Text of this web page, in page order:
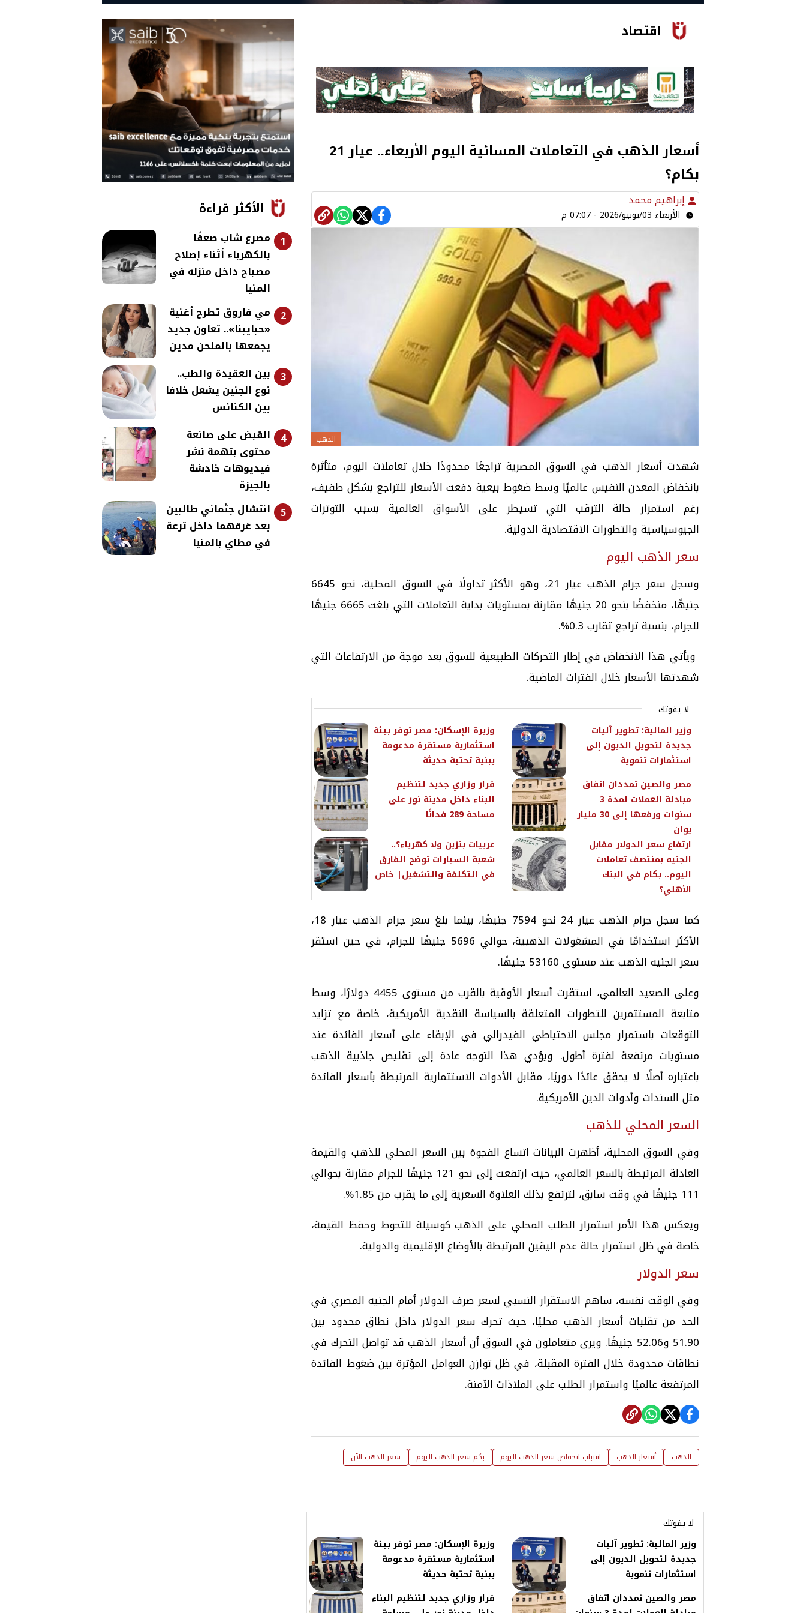
اقتصاد
أسعار الذهب في التعاملات المسائية اليوم الأربعاء.. عيار 21
بكام؟
إبراهيم محمد
الأربعاء 03/يونيو/2026 - 07:07 م
الذهب
شهدت أسعار الذهب في السوق المصرية تراجعًا محدودًا خلال تعاملات اليوم، متأثرة
بانخفاض المعدن النفيس عالميًا وسط ضغوط بيعية دفعت الأسعار للتراجع بشكل طفيف،
رغم استمرار حالة الترقب التي تسيطر على الأسواق العالمية بسبب التوترات
الجيوسياسية والتطورات الاقتصادية الدولية.
سعر الذهب اليوم
وسجل سعر جرام الذهب عيار 21، وهو الأكثر تداولًا في السوق المحلية، نحو 6645
جنيهًا، منخفضًا بنحو 20 جنيهًا مقارنة بمستويات بداية التعاملات التي بلغت 6665 جنيهًا
للجرام، بنسبة تراجع تقارب 0.3%.
ويأتي هذا الانخفاض في إطار التحركات الطبيعية للسوق بعد موجة من الارتفاعات التي
شهدتها الأسعار خلال الفترات الماضية.
لا يفوتك
وزير المالية: تطوير آليات
جديدة لتحويل الديون إلى
استثمارات تنموية
وزيرة الإسكان: مصر توفر بيئة
استثمارية مستقرة مدعومة
ببنية تحتية حديثة
مصر والصين تمددان اتفاق
مبادلة العملات لمدة 3
سنوات ورفعها إلى 30 مليار
يوان
قرار وزاري جديد لتنظيم
البناء داخل مدينة نور على
مساحة 289 فدانًا
ارتفاع سعر الدولار مقابل
الجنيه بمنتصف تعاملات
اليوم.. بكام في البنك
الأهلي؟
عربيات بنزين ولا كهرباء؟..
شعبة السيارات توضح الفارق
في التكلفة والتشغيل| خاص
كما سجل جرام الذهب عيار 24 نحو 7594 جنيهًا، بينما بلغ سعر جرام الذهب عيار 18،
الأكثر استخدامًا في المشغولات الذهبية، حوالي 5696 جنيهًا للجرام، في حين استقر
سعر الجنيه الذهب عند مستوى 53160 جنيهًا.
وعلى الصعيد العالمي، استقرت أسعار الأوقية بالقرب من مستوى 4455 دولارًا، وسط
متابعة المستثمرين للتطورات المتعلقة بالسياسة النقدية الأمريكية، خاصة مع تزايد
التوقعات باستمرار مجلس الاحتياطي الفيدرالي في الإبقاء على أسعار الفائدة عند
مستويات مرتفعة لفترة أطول. ويؤدي هذا التوجه عادة إلى تقليص جاذبية الذهب
باعتباره أصلًا لا يحقق عائدًا دوريًا، مقابل الأدوات الاستثمارية المرتبطة بأسعار الفائدة
مثل السندات وأدوات الدين الأمريكية.
السعر المحلي للذهب
وفي السوق المحلية، أظهرت البيانات اتساع الفجوة بين السعر المحلي للذهب والقيمة
العادلة المرتبطة بالسعر العالمي، حيث ارتفعت إلى نحو 121 جنيهًا للجرام مقارنة بحوالي
111 جنيهًا في وقت سابق، لترتفع بذلك العلاوة السعرية إلى ما يقرب من 1.85%.
ويعكس هذا الأمر استمرار الطلب المحلي على الذهب كوسيلة للتحوط وحفظ القيمة،
خاصة في ظل استمرار حالة عدم اليقين المرتبطة بالأوضاع الإقليمية والدولية.
سعر الدولار
وفي الوقت نفسه، ساهم الاستقرار النسبي لسعر صرف الدولار أمام الجنيه المصري في
الحد من تقلبات أسعار الذهب محليًا، حيث تحرك سعر الدولار داخل نطاق محدود بين
51.90 و52.06 جنيهًا. ويرى متعاملون في السوق أن أسعار الذهب قد تواصل التحرك في
نطاقات محدودة خلال الفترة المقبلة، في ظل توازن العوامل المؤثرة بين ضغوط الفائدة
المرتفعة عالميًا واستمرار الطلب على الملاذات الآمنة.
الذهب أسعار الذهب اسباب انخفاض سعر الذهب اليوم بكم سعر الذهب اليوم سعر الذهب الآن
لا يفوتك
وزير المالية: تطوير آليات
جديدة لتحويل الديون إلى
استثمارات تنموية
وزيرة الإسكان: مصر توفر بيئة
استثمارية مستقرة مدعومة
ببنية تحتية حديثة
مصر والصين تمددان اتفاق
قرار وزاري جديد لتنظيم البناء
الأكثر قراءة
1
مصرع شاب صعقًا
بالكهرباء أثناء إصلاح
مصباح داخل منزله في
المنيا
2
مي فاروق تطرح أغنية
«حبايبنا».. تعاون جديد
يجمعها بالملحن مدين
3 بين العقيدة والطب..
نوع الجنين يشعل خلافا
بين الكنائس
4
القبض على صانعة
محتوى بتهمة نشر
فيديوهات خادشة
بالجيزة
5
انتشال جثماني طالبين
بعد غرقهما داخل ترعة
في مطاي بالمنيا